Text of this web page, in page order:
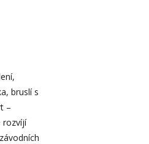
bruslí s
–
rozvíjí